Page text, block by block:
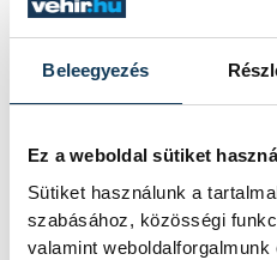
Beleegyezés
Ez a weboldal sütiket
Sütiket használunk a
szabásához, közösségi
valamint
az elemzők a
Sorra
alacsony